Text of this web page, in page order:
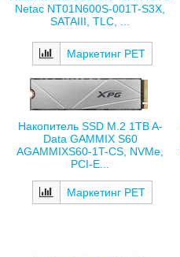
Netac NT01N600S-001T-S3X,
SATAIII, TLC, ...
Маркетинг РЕТ
Накопитель SSD M.2 1TB A-
Data GAMMIX S60
AGAMMIXS60-1T-CS, NVMe,
PCI-E...
Маркетинг РЕТ